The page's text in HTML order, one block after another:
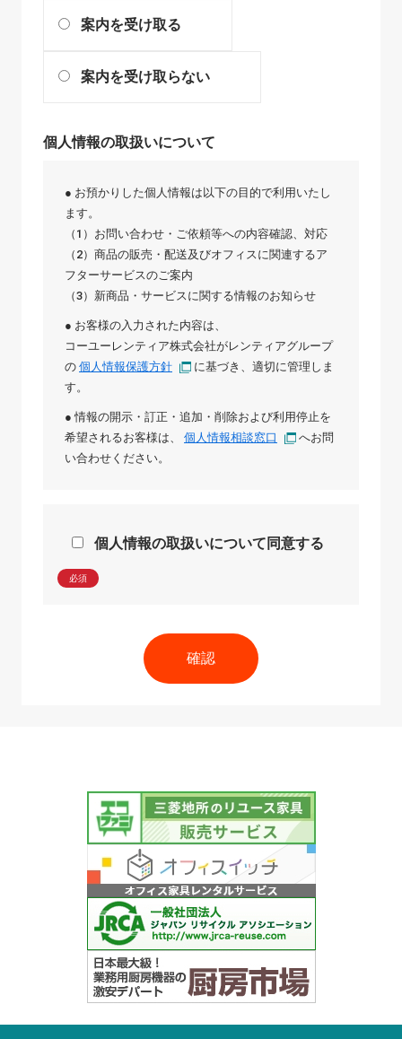
案内を受け取る
案内を受け取らない
個人情報の取扱いについて
● お預かりした個人情報は以下の目的で利用いたし
ます。
（1）お問い合わせ・ご依頼等への内容確認、対応
（2）商品の販売・配送及びオフィスに関連するア
フターサービスのご案内
（3）新商品・サービスに関する情報のお知らせ
● お客様の入力された内容は、
コーユーレンティア株式会社がレンティアグループ
の 個人情報保護方針
に基づき、適切に管理しま
す。
● 情報の開示・訂正・追加・削除および利用停止を
希望されるお客様は、 個人情報相談窓口
へお問
い合わせください。
個人情報の取扱いについて同意する
必須